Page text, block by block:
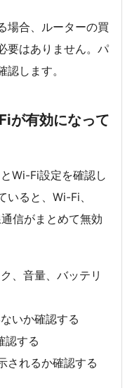
場合、ルーターの買
要はありません。パ
します。
が有効になって
Wi-Fi設定を確認し
いると、Wi-Fi、
信がまとめて無効
、音量、バッテリ
いか確認する
認する
されるか確認する